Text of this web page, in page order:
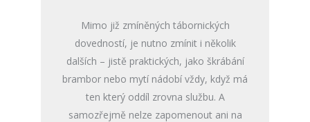
Mimo již zmíněných tábornických
dovedností, je nutno zmínit i několik
dalších – jistě praktických, jako škrábání
brambor nebo mytí nádobí vždy, když má
ten který oddíl zrovna službu. A
samozřejmě nelze zapomenout ani na